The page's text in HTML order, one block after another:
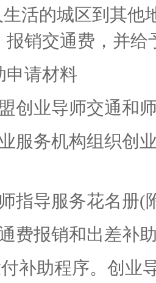
活的城区到其
报销交通费，并给
请材料
业导师交通和师
务机构组织创业
导服务花名册(
报销和出差补助
助程序。创业导